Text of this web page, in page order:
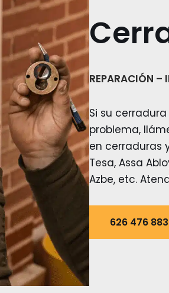
REPARACIÓN –
Si su
problema,
en cerraduras
Tesa, Assa
Azbe, etc.
626 476 883